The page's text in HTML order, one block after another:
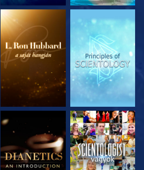
A SOROZAT
RÉSZEI
A SOROZAT
RÉSZEI
A SOROZAT
RÉSZEI
MŰSORNÉZÉS